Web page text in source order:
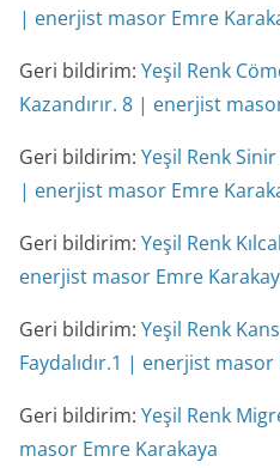
| enerjist masor Emre
Geri bildirim: Yeşil Renk
Kazandırır. 8 | enerjist
Geri bildirim: Yeşil Renk
| enerjist masor Emre
Geri bildirim: Yeşil Renk
enerjist masor Emre
Geri bildirim: Yeşil Renk
Faydalıdır.1 | enerjist
Geri bildirim: Yeşil Renk
masor Emre Karakaya